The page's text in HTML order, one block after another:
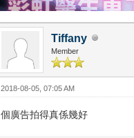
Tiffany
Member
2018-08-05, 07:05 AM
個廣告拍得真係幾好